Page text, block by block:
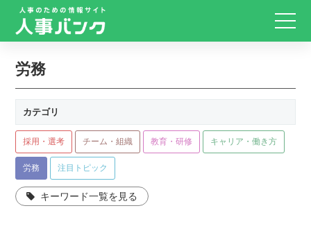
労務
カテゴリ
採用・選考 チーム・組織 教育・研修 キャリア・働き方
労務 注目トピック
キーワード一覧を見る